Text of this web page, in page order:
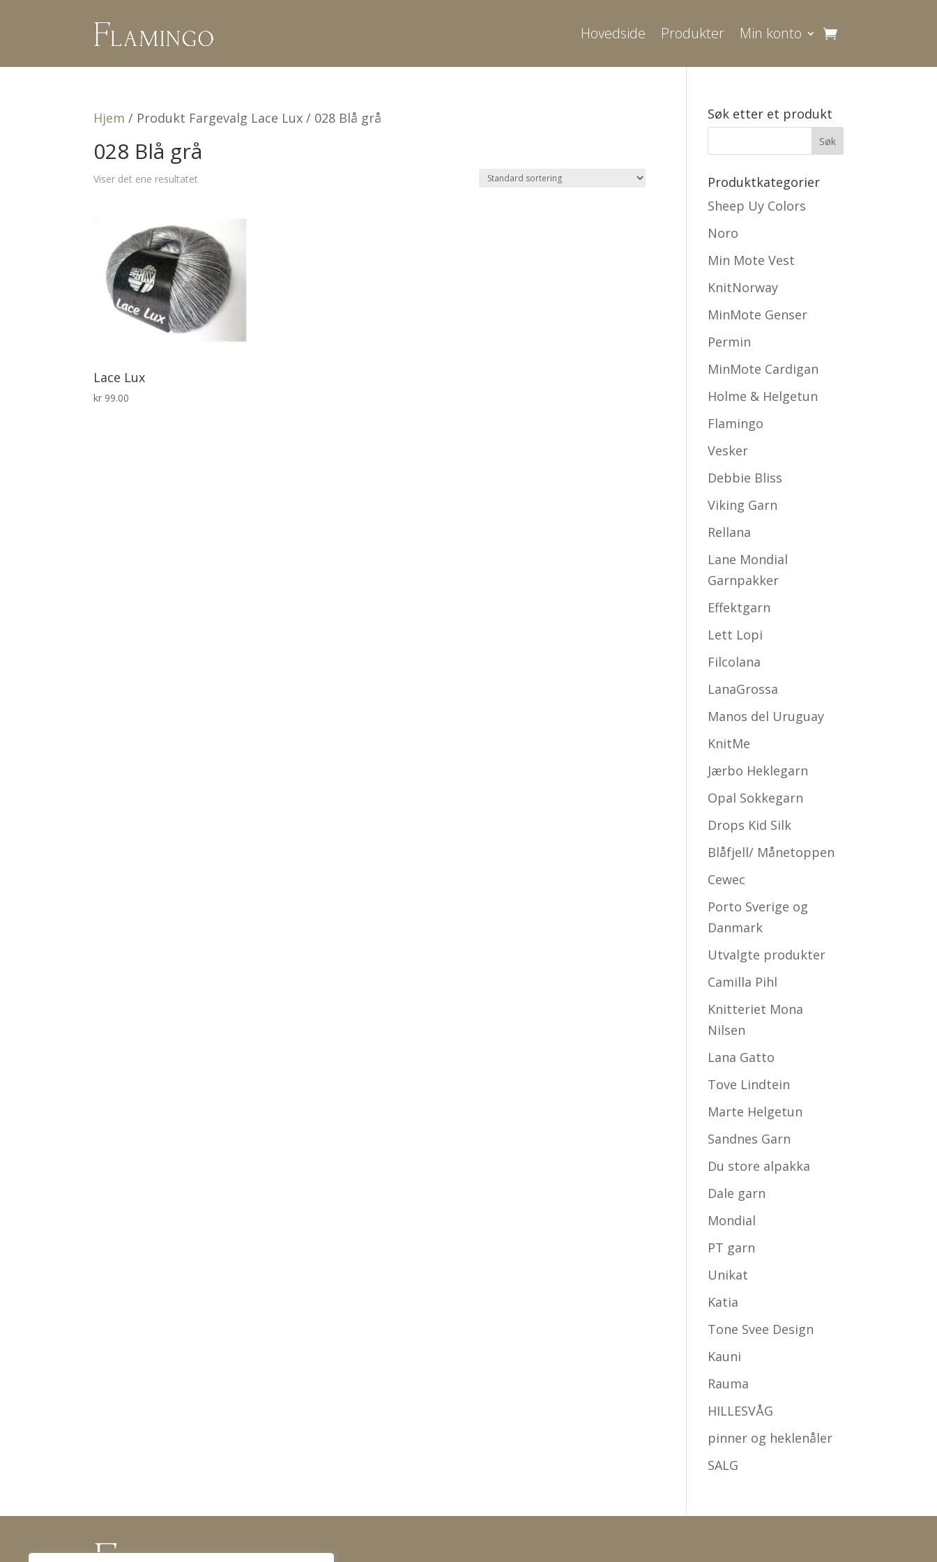
Hovedside Produkter Min konto
Hjem / Produkt Fargevalg Lace Lux / 028 Blå grå
028 Blå grå
Viser det ene resultatet
Lace Lux
kr 99.00
Søk etter et produkt
Produktkategorier
Sheep Uy Colors
Noro
Min Mote Vest
KnitNorway
MinMote Genser
Permin
MinMote Cardigan
Holme & Helgetun
Flamingo
Vesker
Debbie Bliss
Viking Garn
Rellana
Lane Mondial
Garnpakker
Effektgarn
Lett Lopi
Filcolana
LanaGrossa
Manos del Uruguay
KnitMe
Jærbo Heklegarn
Opal Sokkegarn
Drops Kid Silk
Blåfjell/ Månetoppen
Cewec
Porto Sverige og
Danmark
Utvalgte produkter
Camilla Pihl
Knitteriet Mona
Nilsen
Lana Gatto
Tove Lindtein
Marte Helgetun
Sandnes Garn
Du store alpakka
Dale garn
Mondial
PT garn
Unikat
Katia
Tone Svee Design
Kauni
Rauma
HILLESVÅG
pinner og heklenåler
SALG